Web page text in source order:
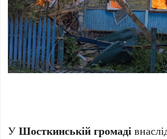
У Шосткинській громаді